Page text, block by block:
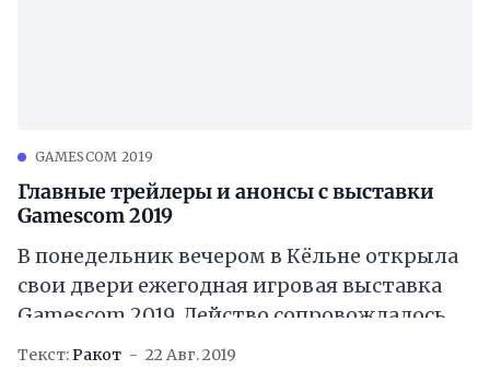
GAMESCOM 2019
Главные трейлеры и анонсы с выставки
Gamescom 2019
В понедельник вечером в Кёльне открыла
свои двери ежегодная игровая выставка
Gamescom 2019. Действо сопровождалось
рядом мероприятий, о которых вкратце
Текст:Ракот 22 Авг. 2019